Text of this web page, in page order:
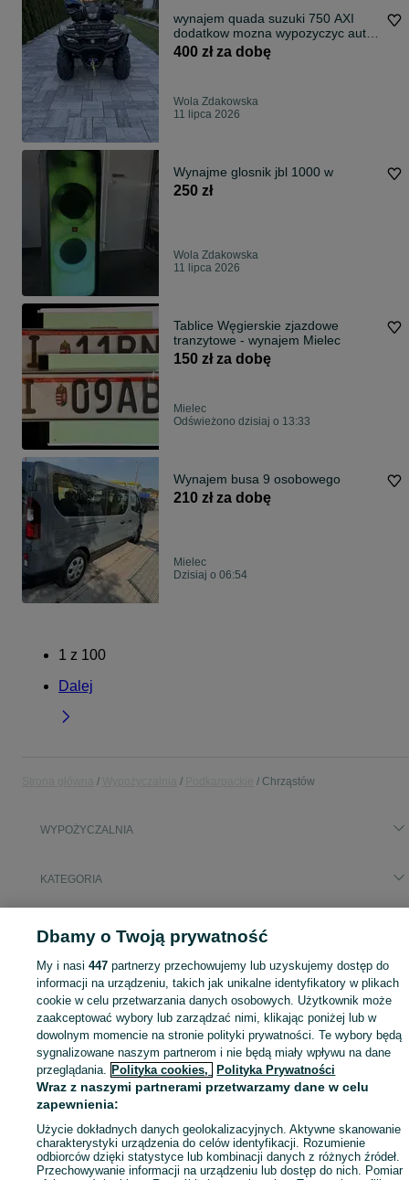
wynajem quada suzuki 750 AXI
dodatkow mozna wypozyczyc auto
lawete lub busa do transportu
400 zł za dobę
Wola Zdakowska
11 lipca 2026
Wynajme glosnik jbl 1000 w
250 zł
Wola Zdakowska
11 lipca 2026
Tablice Węgierskie zjazdowe
tranzytowe - wynajem Mielec
150 zł za dobę
Mielec
Odświeżono dzisiaj o 13:33
Wynajem busa 9 osobowego
210 zł za dobę
Mielec
Dzisiaj o 06:54
1 z 100
Dalej
Chrząstów
WYPOŻYCZALNIA
KATEGORIA
Mapa kategorii
Mapa miejscowości
Mapa ministron
Popularne wyszukiwania
Dbamy o Twoją prywatność
My i nasi447 partnerzy przechowujemy lub uzyskujemy dostęp do
informacji na urządzeniu, takich jak unikalne identyfikatory w plikach
cookie w celu przetwarzania danych osobowych. Użytkownik może
zaakceptować wybory lub zarządzać nimi, klikając poniżej lub w
dowolnym momencie na stronie polityki prywatności. Te wybory będą
sygnalizowane naszym partnerom i nie będą miały wpływu na dane
przeglądania. Polityka cookies, Polityka Prywatności
Wraz z naszymi partnerami przetwarzamy dane w celu
zapewnienia:
Użycie dokładnych danych geolokalizacyjnych. Aktywne skanowanie
charakterystyki urządzenia do celów identyfikacji. Rozumienie
odbiorców dzięki statystyce lub kombinacji danych z różnych źródeł.
Przechowywanie informacji na urządzeniu lub dostęp do nich. Pomiar